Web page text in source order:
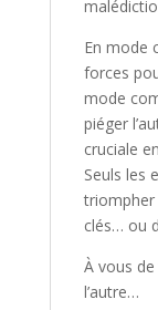
En mode
forces
mode
piéger
cruciale
Seuls les
triompher
clés… ou
À vous
l’autre…